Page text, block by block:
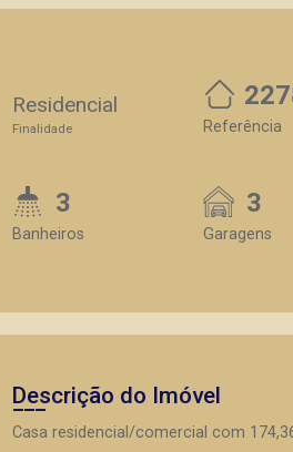
Residencial
Finalidade Referência
3
Banheiros
3
Garagens
Descrição do Imóvel
Casa residencial/comercial com